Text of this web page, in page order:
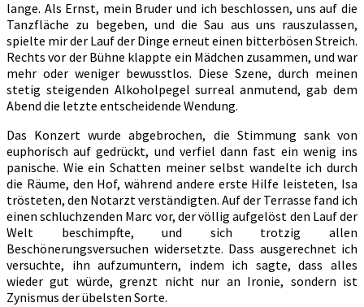
lange. Als Ernst, mein Bruder und ich beschlossen, uns auf die
Tanzfläche zu begeben, und die Sau aus uns rauszulassen,
spielte mir der Lauf der Dinge erneut einen bitterbösen Streich.
Rechts vor der Bühne klappte ein Mädchen zusammen, und war
mehr oder weniger bewusstlos. Diese Szene, durch meinen
stetig steigenden Alkoholpegel surreal anmutend, gab dem
Abend die letzte entscheidende Wendung.
Das Konzert wurde abgebrochen, die Stimmung sank von
euphorisch auf gedrückt, und verfiel dann fast ein wenig ins
panische. Wie ein Schatten meiner selbst wandelte ich durch
die Räume, den Hof, während andere erste Hilfe leisteten, Isa
trösteten, den Notarzt verständigten. Auf der Terrasse fand ich
einen schluchzenden Marc vor, der völlig aufgelöst den Lauf der
Welt beschimpfte, und sich trotzig allen
Beschönerungsversuchen widersetzte. Dass ausgerechnet ich
versuchte, ihn aufzumuntern, indem ich sagte, dass alles
wieder gut würde, grenzt nicht nur an Ironie, sondern ist
Zynismus der übelsten Sorte.